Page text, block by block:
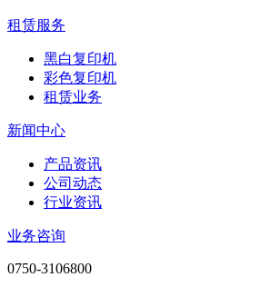
租赁服务
黑白复印机
彩色复印机
租赁业务
新闻中心
产品资讯
公司动态
行业资讯
业务咨询
0750-3106800